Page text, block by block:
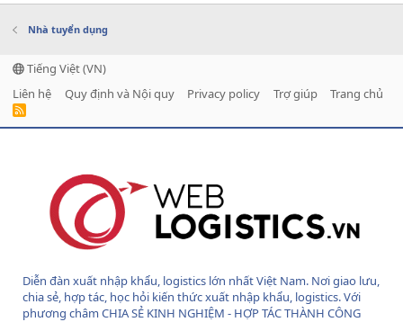
Nhà tuyển dụng
Tiếng Việt (VN)
Liên hệ
Quy định và Nội quy Privacy policy Trợ giúp Trang chủ
R
Diễn đàn xuất nhập khẩu, logistics lớn nhất Việt Nam. Nơi giao lưu,
chia sẻ, hợp tác, học hỏi kiến thức xuất nhập khẩu, logistics. Với
phương châm CHIA SẺ KINH NGHIỆM - HỢP TÁC THÀNH CÔNG